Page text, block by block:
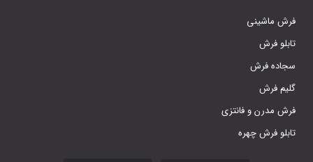
فرش ماشینی
تابلو فرش
سجاده فرش
گلیم فرش
فرش مدرن و فانتزی
تابلو فرش چهره